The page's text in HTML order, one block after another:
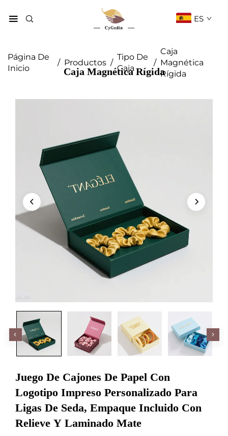
ES
Página De
Inicio
/ Productos /
Tipo De
Caja
/
Caja
Magnética
Rígida
Caja Magnética Rígida
Juego De Cajones De Papel Con
Logotipo Impreso Personalizado Para
Ligas De Seda, Empaque Incluido Con
Relieve Y Laminado Mate